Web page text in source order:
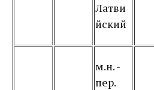
Латви
йский
м.н. -
пер.